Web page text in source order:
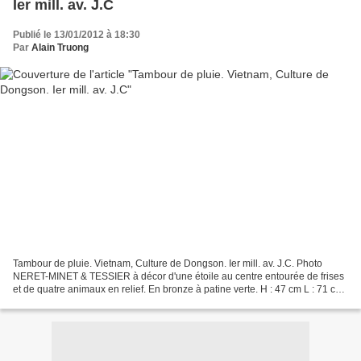
Ier mill. av. J.C
Publié le 13/01/2012 à 18:30
Par Alain Truong
Tambour de pluie. Vietnam, Culture de Dongson. Ier mill. av. J.C. Photo
NERET-MINET & TESSIER à décor d'une étoile au centre entourée de frises
et de quatre animaux en relief. En bronze à patine verte. H : 47 cm L : 71 cm